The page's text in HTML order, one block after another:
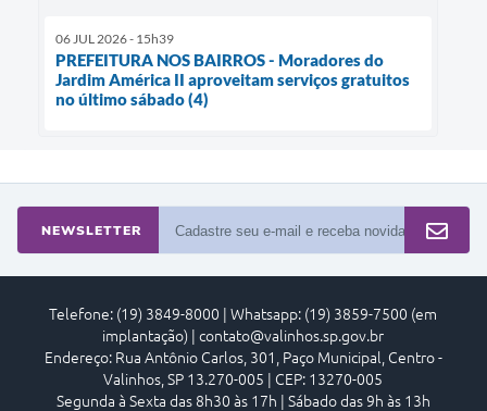
06 JUL 2026 - 15h39
PREFEITURA NOS BAIRROS - Moradores do
Jardim América II aproveitam serviços gratuitos
no último sábado (4)
NEWSLETTER
Telefone: (19) 3849-8000 | Whatsapp: (19) 3859-7500 (em
implantação) | contato@valinhos.sp.gov.br
Endereço: Rua Antônio Carlos, 301, Paço Municipal, Centro -
Valinhos, SP 13.270-005 | CEP: 13270-005
Segunda à Sexta das 8h30 às 17h | Sábado das 9h às 13h